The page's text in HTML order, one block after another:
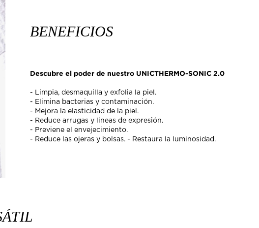
BENEFICIOS
Descubre el poder de nuestro UNICTHERMO-SONIC 2.0
- Limpia, desmaquilla y exfolia la piel.
- Elimina bacterias y contaminación.
- Mejora la elasticidad de la piel.
- Reduce arrugas y líneas de expresión.
- Previene el envejecimiento.
- Reduce las ojeras y bolsas. - Restaura la luminosidad.